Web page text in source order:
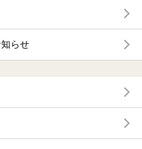
らせ